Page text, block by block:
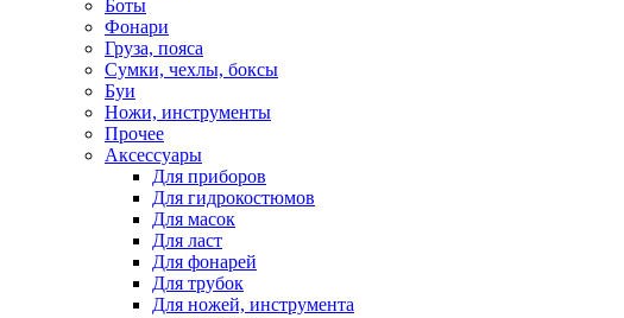
Боты
Фонари
Груза, пояса
Сумки, чехлы, боксы
Буи
Ножи, инструменты
Прочее
Аксессуары
Для приборов
Для гидрокостюмов
Для масок
Для ласт
Для фонарей
Для трубок
Для ножей, инструмента